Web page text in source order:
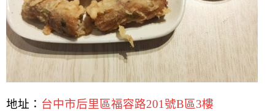
地址： 台中市后里區福容路201號B區3樓